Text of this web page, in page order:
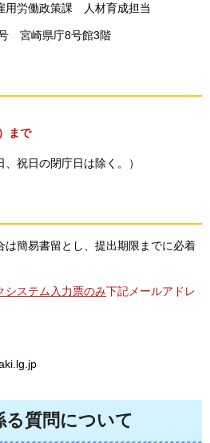
用労働政策課 人材育成担当
宮崎県庁8号館3階
まで
祝日の閉庁日は除く。）
は簡易書留とし、提出期限までに必着
システム入力票のみ下記メールアドレ
る質問について